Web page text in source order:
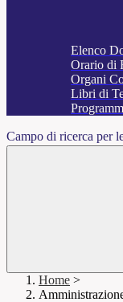
Elenco
Orario di
Organi
Libri di
Campo di ricerca per
Home >